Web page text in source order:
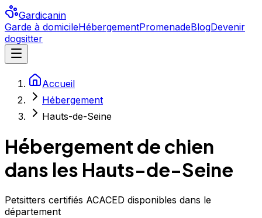
Gardicanin
Garde à domicileHébergementPromenadeBlogDevenir
dogsitter
Accueil
Hébergement
Hauts-de-Seine
Hébergement de chien
dans les Hauts-de-Seine
Petsitters certifiés ACACED disponibles dans le
département